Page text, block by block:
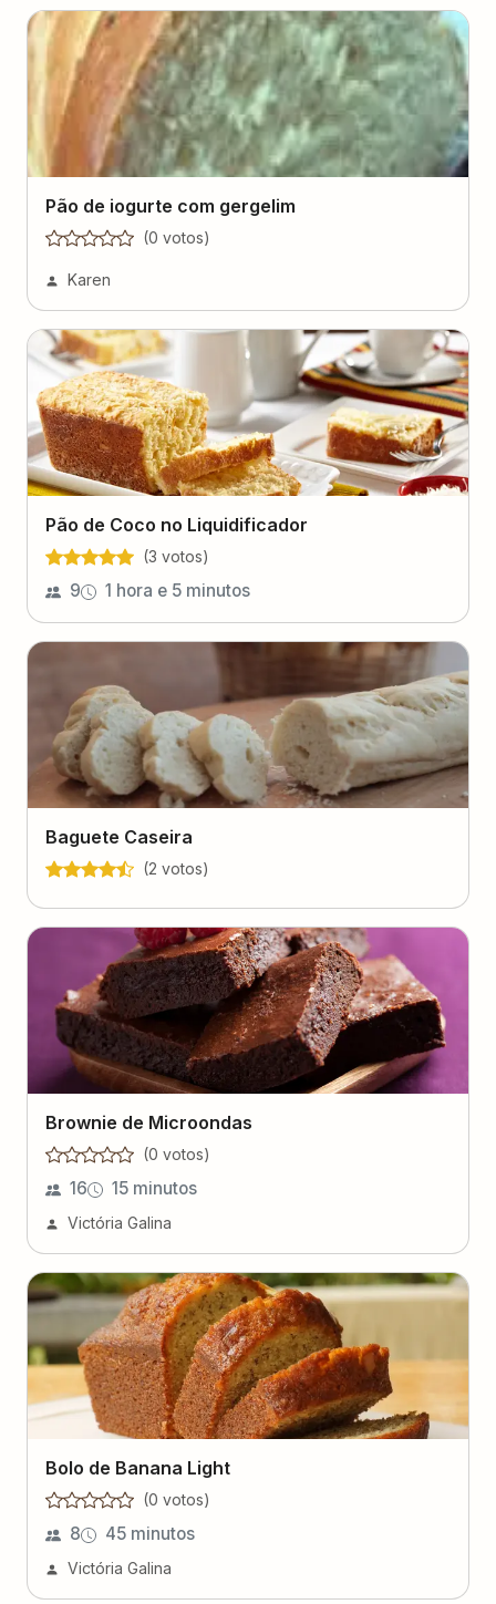
Pão de iogurte com gergelim
(0 votos)
Karen
Pão de Coco no Liquidificador
(3 votos)
9 1 hora e 5 minutos
Baguete Caseira
(2 votos)
Brownie de Microondas
(0 votos)
16 15 minutos
Victória Galina
Bolo de Banana Light
(0 votos)
8 45 minutos
Victória Galina